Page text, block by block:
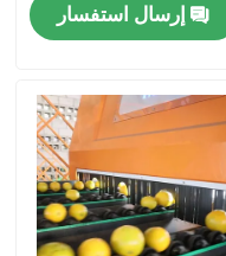
إرسال استفسار